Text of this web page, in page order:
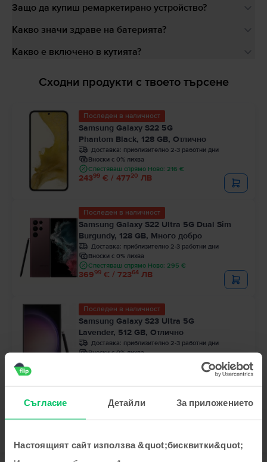
Съгласие Детайли За приложението
Настоящият сайт използва &quot;бисквитки&quot;
Защо да купиш ремаркетирано устройство?
Какво значи здраве на батерията?
Какво е включено в кутията?
Сходни продукти с твоето търсене
Последен в наличност
Samsung Galaxy S22 5G
Phantom Black, 128 GB, Отлично
Доставка: приблизително 2-3 работни дни
Вноски с 0% лихва
Спестяваш спрямо Ново: 216 €
24399 € / 47720 ЛВ
Последен в наличност
Samsung Galaxy S22 Ultra 5G Dual Sim
Burgundy, 128 GB, Много добро
Доставка: приблизително 2-3 работни дни
Вноски с 0% лихва
Спестяваш спрямо Ново: 295 €
36999 € / 72364 ЛВ
Последен в наличност
Samsung Galaxy S23 Ultra 5G
Lavender, 512 GB, Отлично
Доставка: приблизително 2-3 работни дни
Вноски с 0% лихва